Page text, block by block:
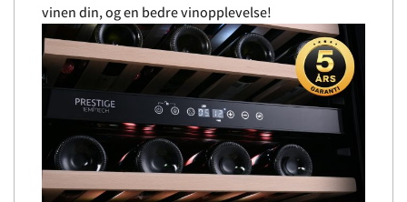
vinen din, og en bedre vinopplevelse!